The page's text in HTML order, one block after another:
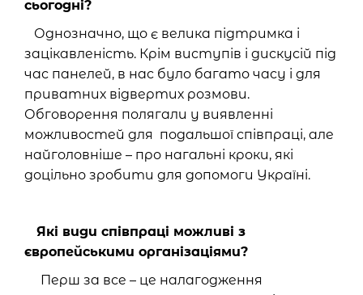
сьогодні?
Однозначно, що є велика підтримка і
зацікавленість. Крім виступів і дискусій під
час панелей, в нас було багато часу і для
приватних відвертих розмови.
Обговорення полягали у виявленні
можливостей для подальшої співпраці, але
найголовніше – про нагальні кроки, які
доцільно зробити для допомоги Україні.
Які види співпраці можливі з
європейськими організаціями?
Перш за все – це налагодження